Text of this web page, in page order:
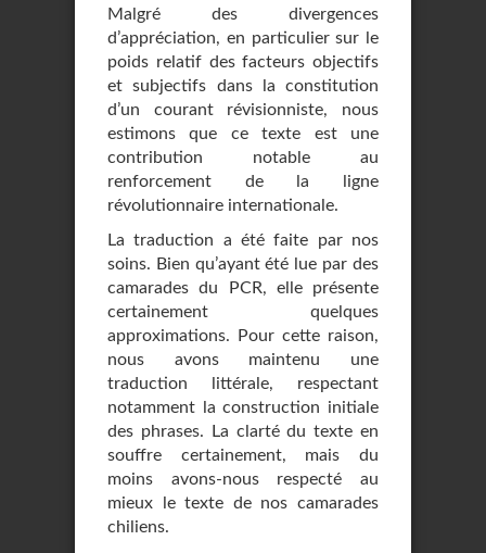
Malgré des divergences
d’appréciation, en particulier sur le
poids relatif des facteurs objectifs
et subjectifs dans la constitution
d’un courant révisionniste, nous
estimons que ce texte est une
contribution notable au
renforcement de la ligne
révolutionnaire internationale.
La traduction a été faite par nos
soins. Bien qu’ayant été lue par des
camarades du PCR, elle présente
certainement quelques
approximations. Pour cette raison,
nous avons maintenu une
traduction littérale, respectant
notamment la construction initiale
des phrases. La clarté du texte en
souffre certainement, mais du
moins avons-nous respecté au
mieux le texte de nos camarades
chiliens.